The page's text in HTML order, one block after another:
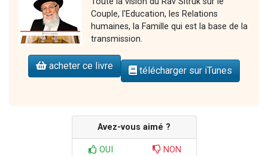
Couple, l'Education, les Relations
humaines, la Famille qui est la base de la
transmission.
acheter ce livre télécharger sur iTunes
Avez-vous aimé ?
OUI NON